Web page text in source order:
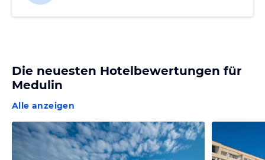
Die neuesten Hotelbewertungen für
Medulin
Alle anzeigen